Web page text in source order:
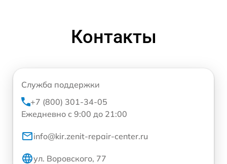
Контакты
Служба поддержки
+7 (800) 301-34-05
Ежедневно с 9:00 до 21:00
info@kir.zenit-repair-center.ru
ул. Воровского, 77